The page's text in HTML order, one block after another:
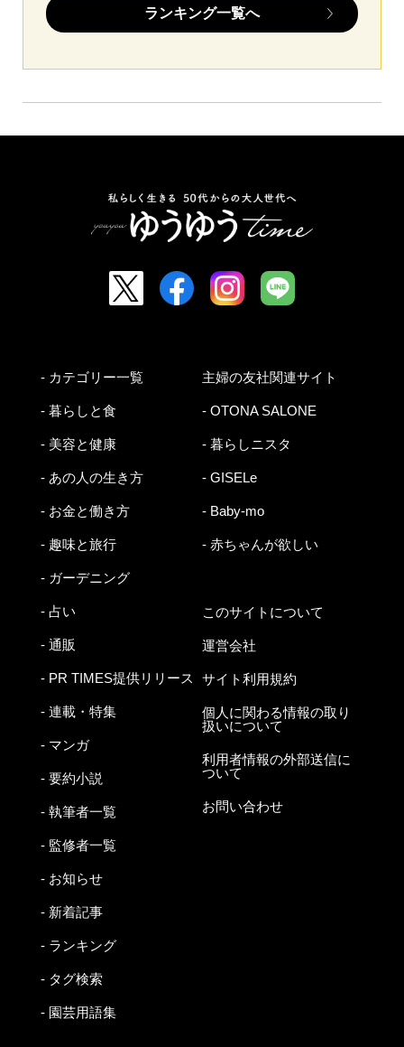
ランキング一覧へ
- カテゴリー一覧
- 暮らしと食
- 美容と健康
- あの人の生き方
- お金と働き方
- 趣味と旅行
- ガーデニング
- 占い
- 通販
- PR TIMES提供リリース
- 連載・特集
- マンガ
- 要約小説
- 執筆者一覧
- 監修者一覧
- お知らせ
- 新着記事
- ランキング
- タグ検索
- 園芸用語集
主婦の友社関連サイト
- OTONA SALONE
- 暮らしニスタ
- GISELe
- Baby-mo
- 赤ちゃんが欲しい
このサイトについて
運営会社
サイト利用規約
個人に関わる情報の取り
扱いについて
利用者情報の外部送信に
ついて
お問い合わせ